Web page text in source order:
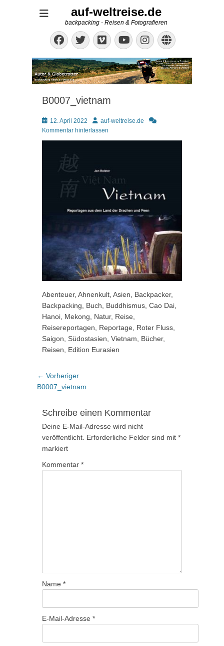
auf-weltreise.de
backpacking - Reisen & Fotografieren
Facebook
Twitter
Vimeo
YouTube
Instagram
Website
B0007_vietnam
Posted
on
12. April 2022 Autorauf-weltreise.de
Kommentar hinterlassen
Abenteuer, Ahnenkult, Asien, Backpacker,
Backpacking, Buch, Buddhismus, Cao Dai,
Hanoi, Mekong, Natur, Reise,
Reisereportagen, Reportage, Roter Fluss,
Saigon, Südostasien, Vietnam, Bücher,
Reisen, Edition Eurasien
Beitragsnavigation
← VorherigerVorheriger
Beitrag:
B0007_vietnam
Schreibe einen Kommentar
Deine E-Mail-Adresse wird nicht
veröffentlicht. Erforderliche Felder sind mit *
markiert
Kommentar *
Name *
E-Mail-Adresse *